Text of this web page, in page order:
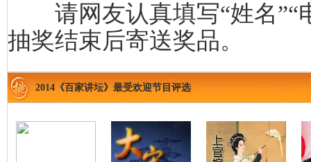
请网友认真填写“姓名”“
抽奖结束后寄送奖品。
2014《百家讲坛》最受欢迎节目评选